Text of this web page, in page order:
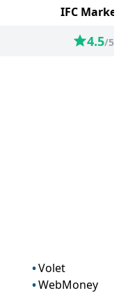
IFC Markets
4.5/5
Volet
WebMoney